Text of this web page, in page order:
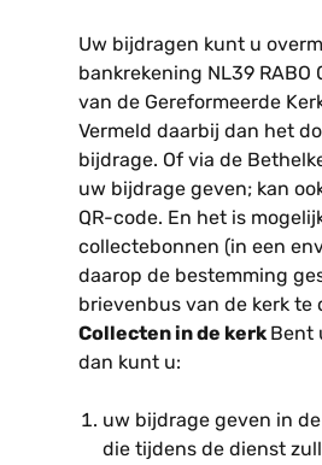
Uw bijdragen kunt u
bankrekening NL39 RABO
van de Gereformeerde
Vermeld daarbij dan het
bijdrage. Of via de
uw bijdrage geven; kan
QR-code. En het is
collectebonnen (in een
daarop de bestemming
brievenbus van de kerk te
Collecten in de kerkBent
dan kunt u:
uw bijdrage geven in
die tijdens de dienst